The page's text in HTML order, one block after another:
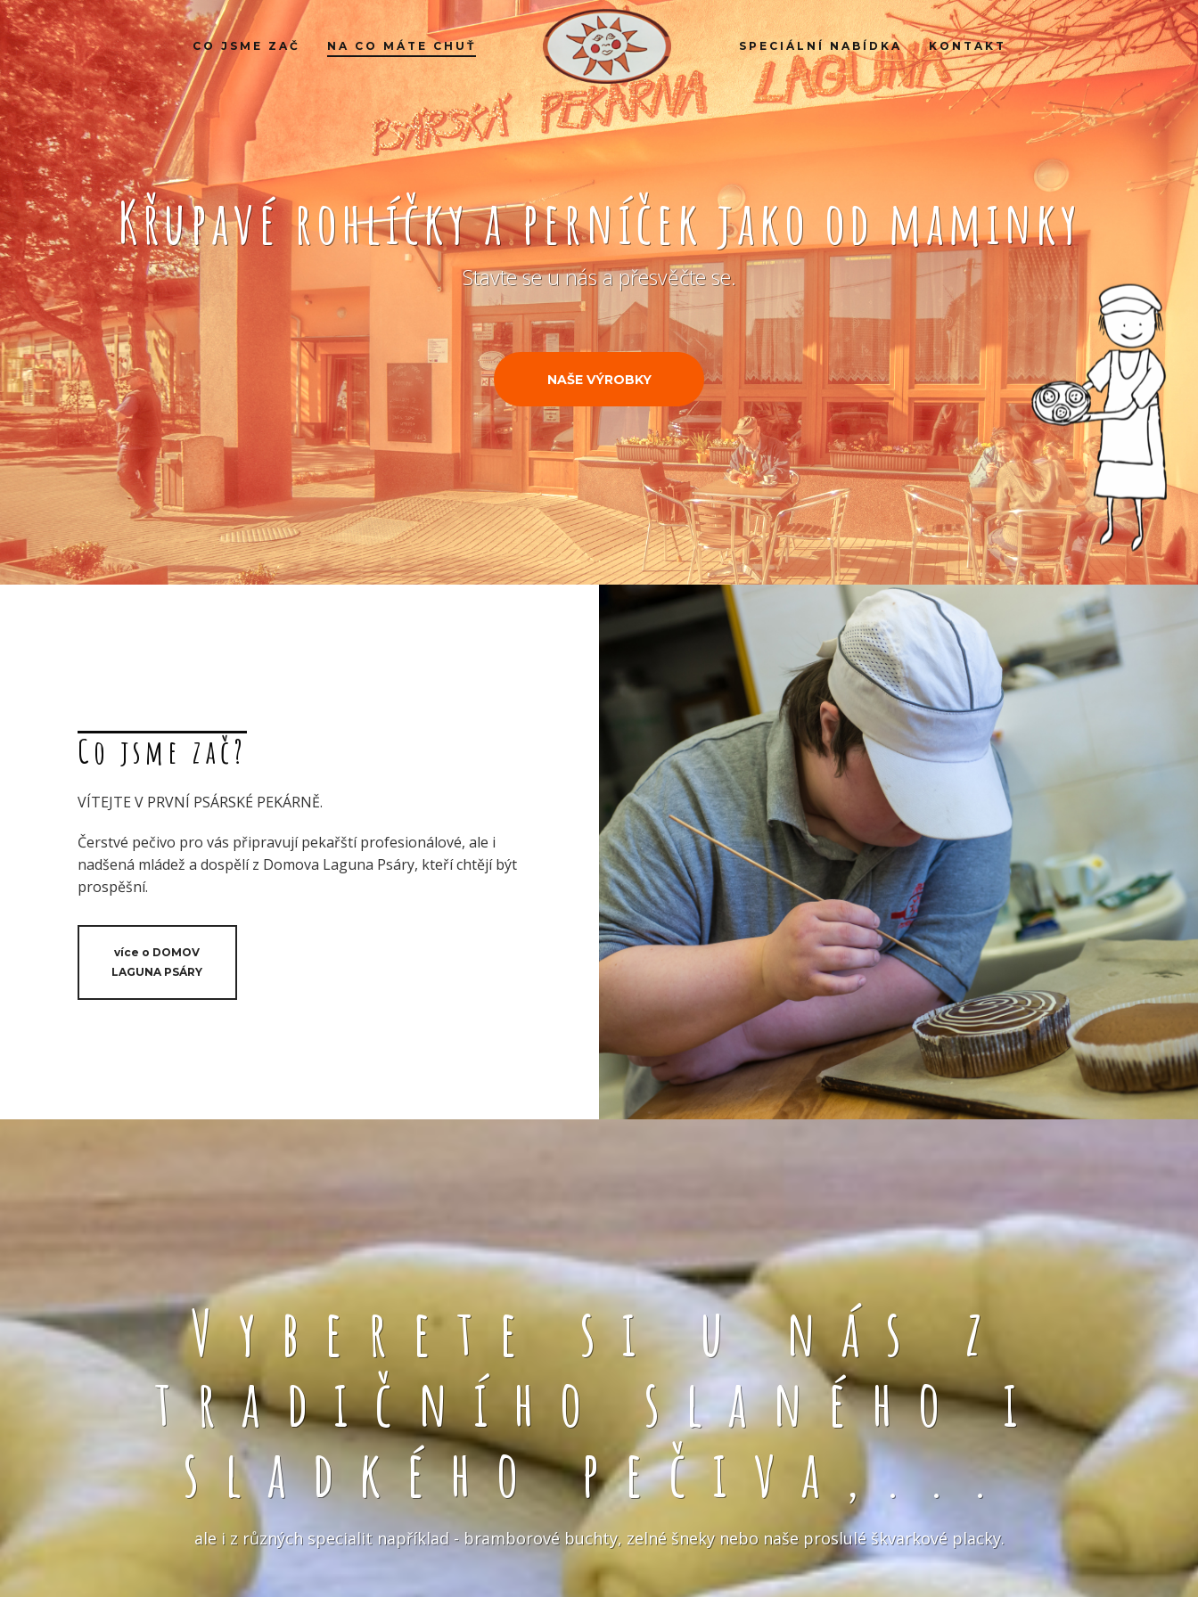
CO JSME ZAČ NA CO MÁTE CHUŤ SPECIÁLNÍ NABÍDKA KONTAKT
Křupavé rohlíčky a perníček jako od maminky
Stavte se u nás a přesvěčte se.
NAŠE VÝROBKY
Co jsme zač?
VÍTEJTE V PRVNÍ PSÁRSKÉ PEKÁRNĚ.
Čerstvé pečivo pro vás připravují pekařští profesionálové, ale i
nadšená mládež a dospělí z Domova Laguna Psáry, kteří chtějí být
prospěšní.
více o DOMOV
LAGUNA PSÁRY
Vyberete si u nás z
tradičního slaného i
sladkého pečiva,...
ale i z různých specialit například - bramborové buchty, zelné šneky nebo naše proslulé škvarkové placky.